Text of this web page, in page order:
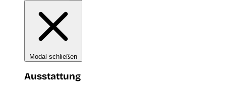
Modal schließen
Ausstattung